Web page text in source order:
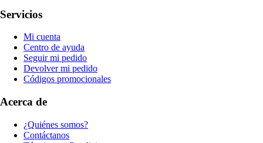
Servicios
Mi cuenta
Centro de ayuda
Seguir mi pedido
Devolver mi pedido
Códigos promocionales
Acerca de
¿Quiénes somos?
Contáctanos